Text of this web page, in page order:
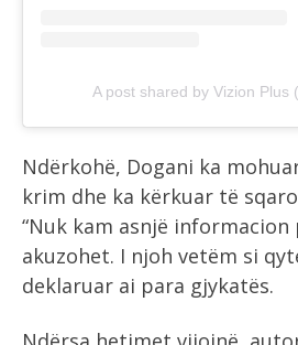
A post shared by Vizion Plus
Ndërkohë, Dogani ka
krim dhe ka kërkuar të
“Nuk kam asnjë
akuzohet. I njoh vetëm si
deklaruar ai para gjykatës.